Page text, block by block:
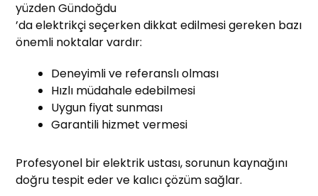
yüzden Gündoğdu
’da elektrikçi seçerken dikkat edilmesi gereken bazı
önemli noktalar vardır:
Deneyimli ve referanslı olması
Hızlı müdahale edebilmesi
Uygun fiyat sunması
Garantili hizmet vermesi
Profesyonel bir elektrik ustası, sorunun kaynağını
doğru tespit eder ve kalıcı çözüm sağlar.